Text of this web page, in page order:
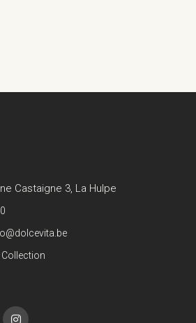
Castaigne 3, La Hulpe